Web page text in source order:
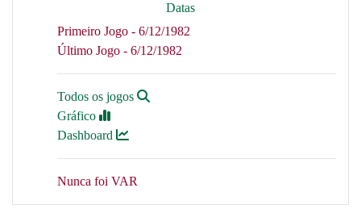
Datas
Primeiro Jogo - 6/12/1982
Último Jogo - 6/12/1982
Todos os jogos
Gráfico
Dashboard
Nunca foi VAR